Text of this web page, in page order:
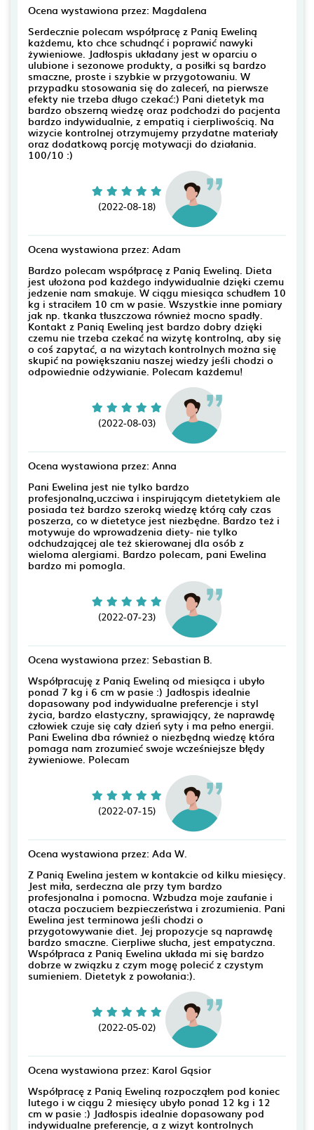
Ocena wystawiona przez: Magdalena
Serdecznie polecam współpracę z Panią Eweliną
każdemu, kto chce schudnąć i poprawić nawyki
żywieniowe. Jadłospis układany jest w oparciu o
ulubione i sezonowe produkty, a posiłki są bardzo
smaczne, proste i szybkie w przygotowaniu. W
przypadku stosowania się do zaleceń, na pierwsze
efekty nie trzeba długo czekać:) Pani dietetyk ma
bardzo obszerną wiedzę oraz podchodzi do pacjenta
bardzo indywidualnie, z empatią i cierpliwością. Na
wizycie kontrolnej otrzymujemy przydatne materiały
oraz dodatkową porcję motywacji do działania.
100/10 :)
(2022-08-18)
Ocena wystawiona przez: Adam
Bardzo polecam współpracę z Panią Eweliną. Dieta
jest ułożona pod każdego indywidualnie dzięki czemu
jedzenie nam smakuje. W ciągu miesiąca schudłem 10
kg i straciłem 10 cm w pasie. Wszystkie inne pomiary
jak np. tkanka tłuszczowa również mocno spadły.
Kontakt z Panią Eweliną jest bardzo dobry dzięki
czemu nie trzeba czekać na wizytę kontrolną, aby się
o coś zapytać, a na wizytach kontrolnych można się
skupić na powiększaniu naszej wiedzy jeśli chodzi o
odpowiednie odżywianie. Polecam każdemu!
(2022-08-03)
Ocena wystawiona przez: Anna
Pani Ewelina jest nie tylko bardzo
profesjonalną,uczciwa i inspirującym dietetykiem ale
posiada też bardzo szeroką wiedzę którą cały czas
poszerza, co w dietetyce jest niezbędne. Bardzo też i
motywuje do wprowadzenia diety- nie tylko
odchudzającej ale też skierowanej dla osób z
wieloma alergiami. Bardzo polecam, pani Ewelina
bardzo mi pomogla.
(2022-07-23)
Ocena wystawiona przez: Sebastian B.
Współpracuję z Panią Eweliną od miesiąca i ubyło
ponad 7 kg i 6 cm w pasie :) Jadłospis idealnie
dopasowany pod indywidualne preferencje i styl
życia, bardzo elastyczny, sprawiający, że naprawdę
człowiek czuje się cały dzień syty i ma pełno energii.
Pani Ewelina dba również o niezbędną wiedzę która
pomaga nam zrozumieć swoje wcześniejsze błędy
żywieniowe. Polecam
(2022-07-15)
Ocena wystawiona przez: Ada W.
Z Panią Ewelina jestem w kontakcie od kilku miesięcy.
Jest miła, serdeczna ale przy tym bardzo
profesjonalna i pomocna. Wzbudza moje zaufanie i
otacza poczuciem bezpieczeństwa i zrozumienia. Pani
Ewelina jest terminowa jeśli chodzi o
przygotowywanie diet. Jej propozycje są naprawdę
bardzo smaczne. Cierpliwe słucha, jest empatyczna.
Współpraca z Panią Ewelina układa mi się bardzo
dobrze w związku z czym mogę polecić z czystym
sumieniem. Dietetyk z powołania:).
(2022-05-02)
Ocena wystawiona przez: Karol Gąsior
Współpracę z Panią Eweliną rozpocząłem pod koniec
lutego i w ciągu 2 miesięcy ubyło ponad 12 kg i 12
cm w pasie :) Jadłospis idealnie dopasowany pod
indywidualne preferencje, a z wizyt kontrolnych